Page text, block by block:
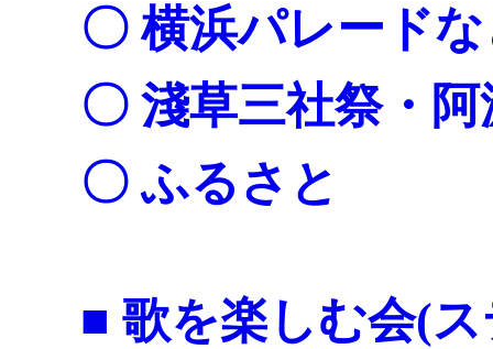
〇 横浜パレード
〇 淺草三社祭・
〇 ふるさと
■ 歌を楽しむ会(